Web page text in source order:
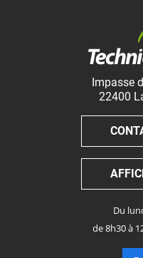
Impasse
22400
Du
de 8h30 à